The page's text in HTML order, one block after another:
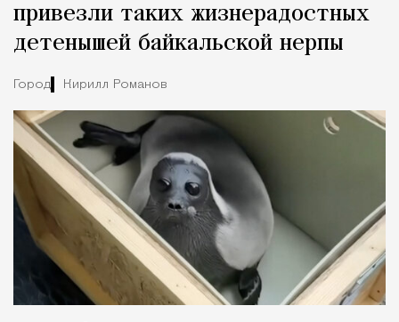
привезли таких жизнерадостных
детенышей байкальской нерпы
Город Кирилл Романов